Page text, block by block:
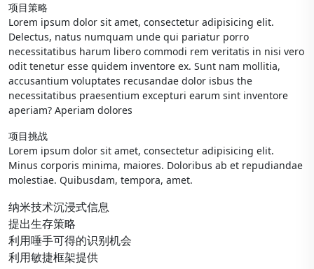
项目策略
Lorem ipsum dolor sit amet, consectetur adipisicing elit.
Delectus, natus numquam unde qui pariatur porro
necessitatibus harum libero commodi rem veritatis in nisi vero
odit tenetur esse quidem inventore ex. Sunt nam mollitia,
accusantium voluptates recusandae dolor isbus the
necessitatibus praesentium excepturi earum sint inventore
aperiam? Aperiam dolores
项目挑战
Lorem ipsum dolor sit amet, consectetur adipisicing elit.
Minus corporis minima, maiores. Doloribus ab et repudiandae
molestiae. Quibusdam, tempora, amet.
纳米技术沉浸式信息
提出生存策略
利用唾手可得的识别机会
利用敏捷框架提供